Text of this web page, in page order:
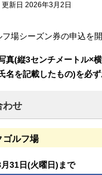
新日 2026年3月2日
場シーズン券の申込を開
真(縦3センチメートル×
名を記載したもの)を必ず
わせ
ゴルフ場
31日(火曜日)まで